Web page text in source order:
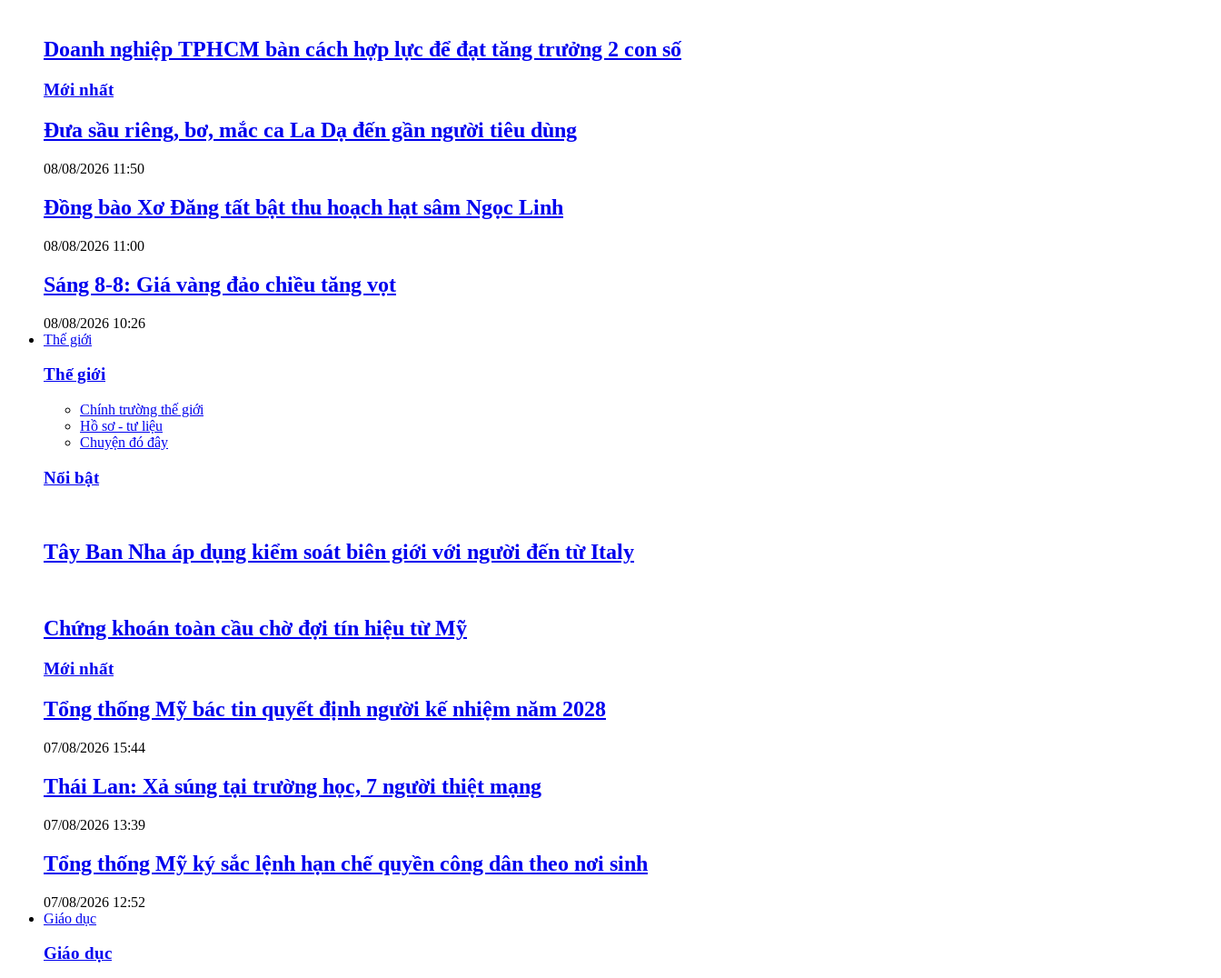
Doanh nghiệp TPHCM bàn cách hợp lực để đạt tăng trưởng 2 con số
Mới nhất
Đưa sầu riêng, bơ, mắc ca La Dạ đến gần người tiêu dùng
08/08/2026 11:50
Đồng bào Xơ Đăng tất bật thu hoạch hạt sâm Ngọc Linh
08/08/2026 11:00
Sáng 8-8: Giá vàng đảo chiều tăng vọt
08/08/2026 10:26
Thế giới
Thế giới
Chính trường thế giới
Hồ sơ - tư liệu
Chuyện đó đây
Nổi bật
Tây Ban Nha áp dụng kiểm soát biên giới với người đến từ Italy
Chứng khoán toàn cầu chờ đợi tín hiệu từ Mỹ
Mới nhất
Tổng thống Mỹ bác tin quyết định người kế nhiệm năm 2028
07/08/2026 15:44
Thái Lan: Xả súng tại trường học, 7 người thiệt mạng
07/08/2026 13:39
Tổng thống Mỹ ký sắc lệnh hạn chế quyền công dân theo nơi sinh
07/08/2026 12:52
Giáo dục
Giáo dục